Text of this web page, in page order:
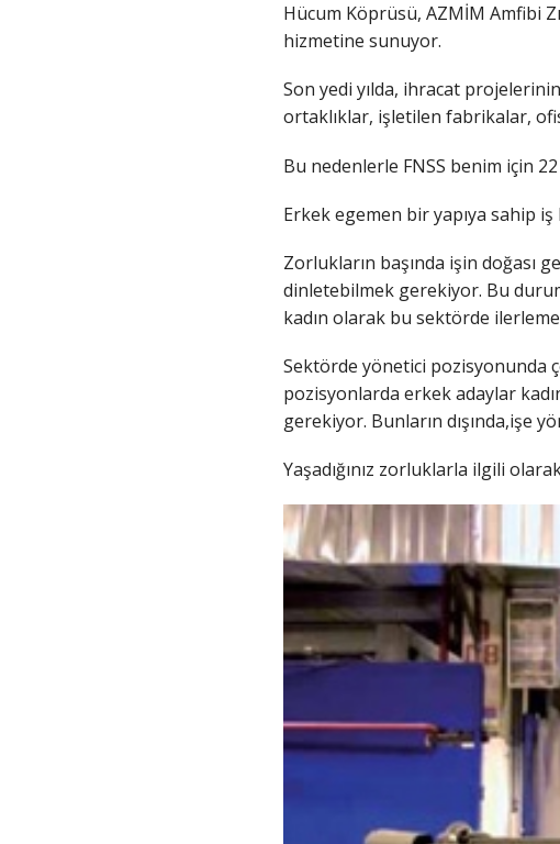
Hücum Köprüsü, AZMİM Amfibi
hizmetine sunuyor.
Son yedi yılda, ihracat
ortaklıklar, işletilen fabrikalar,
Bu nedenlerle FNSS benim için
Erkek egemen bir yapıya sahip
Zorlukların başında işin doğası
dinletebilmek gerekiyor. Bu
kadın olarak bu sektörde
Sektörde yönetici pozisyonunda
pozisyonlarda erkek adaylar
gerekiyor. Bunların dışında,işe
Yaşadığınız zorluklarla ilgili